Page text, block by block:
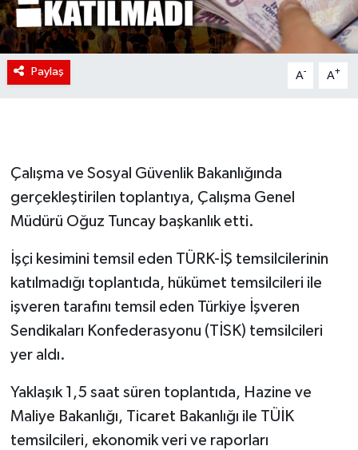
Paylaş A- A+
Çalışma ve Sosyal Güvenlik Bakanlığında
gerçekleştirilen toplantıya, Çalışma Genel
Müdürü Oğuz Tuncay başkanlık etti.
İşçi kesimini temsil eden TÜRK-İŞ temsilcilerinin
katılmadığı toplantıda, hükümet temsilcileri ile
işveren tarafını temsil eden Türkiye İşveren
Sendikaları Konfederasyonu (TİSK) temsilcileri
yer aldı.
Yaklaşık 1,5 saat süren toplantıda, Hazine ve
Maliye Bakanlığı, Ticaret Bakanlığı ile TÜİK
temsilcileri, ekonomik veri ve raporları